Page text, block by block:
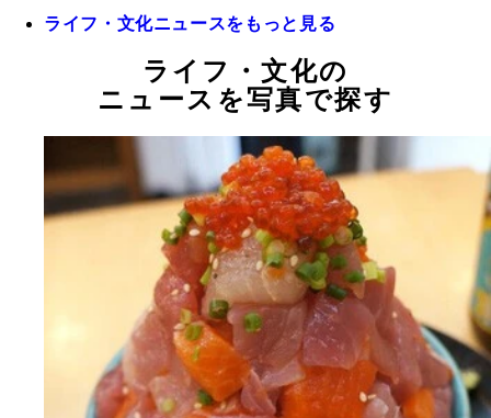
ライフ・文化ニュースをもっと見る
ライフ・文化の
ニュースを写真で探す